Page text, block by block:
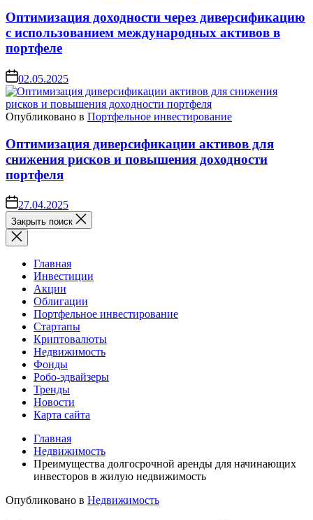
Оптимизация доходности через диверсификацию
с использованием международных активов в
портфеле
02.05.2025
Опубликовано в Портфельное инвестирование
Оптимизация диверсификации активов для
снижения рисков и повышения доходности
портфеля
27.04.2025
Закрыть поиск
Главная
Инвестиции
Акции
Облигации
Портфельное инвестирование
Стартапы
Криптовалюты
Недвижимость
Фонды
Робо-эдвайзеры
Тренды
Новости
Карта сайта
Главная
Недвижимость
Преимущества долгосрочной аренды для начинающих
инвесторов в жилую недвижимость
Опубликовано в Недвижимость